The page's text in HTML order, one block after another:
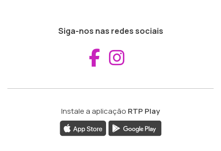
Siga-nos nas redes sociais
Aceder ao
Instale a aplicação RTP Play